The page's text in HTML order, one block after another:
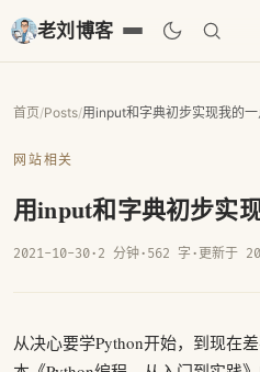
老刘博客
首页/Posts/用input和字典初步实现我的
网站相关
用input和字典初步实
2021-10-30· 2 分钟· 562 字 · 更新于
从决心要学Python开始，到现在